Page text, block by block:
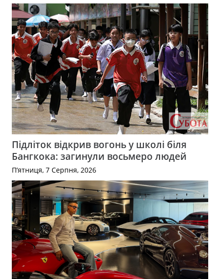
Підліток відкрив вогонь у школі біля
Бангкока: загинули восьмеро людей
П’ятниця, 7 Серпня, 2026